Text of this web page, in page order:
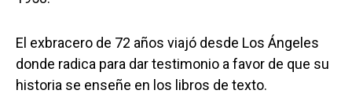
El exbracero de 72 años viajó desde Los Ángeles
donde radica para dar testimonio a favor de que su
historia se enseñe en los libros de texto.